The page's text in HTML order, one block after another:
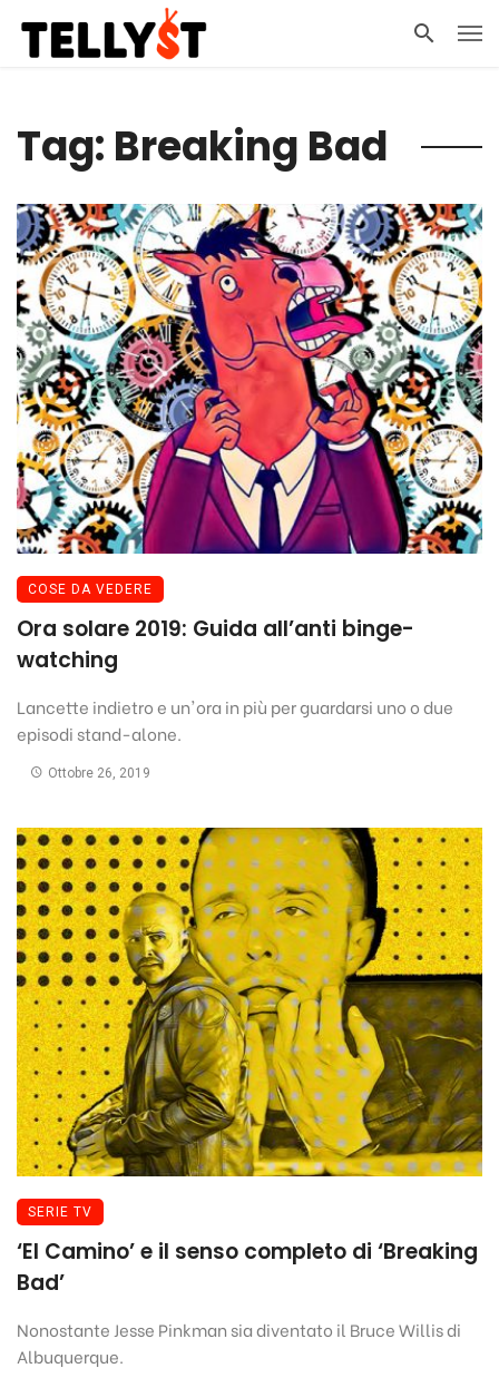
Tag: Breaking Bad
COSE DA VEDERE
Ora solare 2019: Guida all’anti binge-
watching
Lancette indietro e un'ora in più per guardarsi uno o due
episodi stand-alone.
Ottobre 26, 2019
SERIE TV
‘El Camino’ e il senso completo di ‘Breaking
Bad’
Nonostante Jesse Pinkman sia diventato il Bruce Willis di
Albuquerque.